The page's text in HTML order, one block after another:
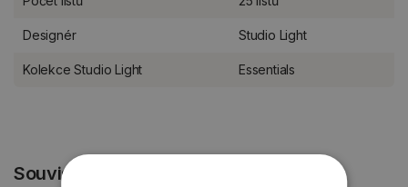
Designér Studio Light
Kolekce Studio Light Essentials
Související produkty